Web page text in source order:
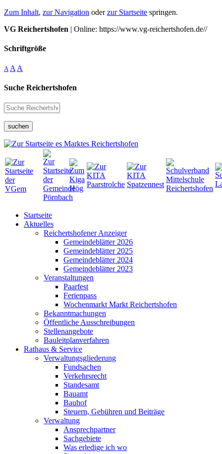
Zum Inhalt, zur Navigation oderzur Startseite springen.
VG Reichertshofen | Online: https://www.vg-reichertshofen.de//
Schriftgröße
A A A
Suche Reichertshofen
suchen
Startseite
Aktuelles
Reichertshofener Anzeiger
Gemeindeblätter 2026
Gemeindeblätter 2025
Gemeindeblätter 2024
Gemeindeblätter 2023
Veranstaltungen
Paarfest
Ferienpass
Wochenmarkt Markt Reichertshofen
Bekanntmachungen
Öffentliche Ausschreibungen
Stellenangebote
Bauleitplanverfahren
Rathaus & Service
Verwaltungsgliederung
Fundsachen
Verkehrsrecht
Standesamt
Bauamt
Bauhof
Steuern, Gebühren und Beiträge
Verwaltung
Ansprechpartner
Sachgebiete
Was erledige ich wo